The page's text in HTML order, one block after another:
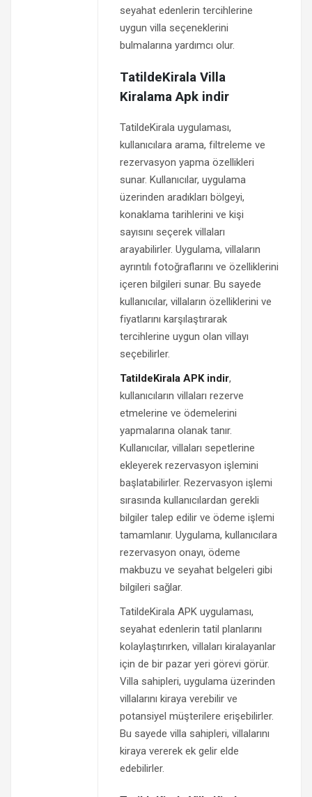
seyahat edenlerin tercihlerine
uygun villa seçeneklerini
bulmalarına yardımcı olur.
TatildeKirala Villa
Kiralama Apk indir
TatildeKirala uygulaması,
kullanıcılara arama, filtreleme ve
rezervasyon yapma özellikleri
sunar. Kullanıcılar, uygulama
üzerinden aradıkları bölgeyi,
konaklama tarihlerini ve kişi
sayısını seçerek villaları
arayabilirler. Uygulama, villaların
ayrıntılı fotoğraflarını ve özelliklerini
içeren bilgileri sunar. Bu sayede
kullanıcılar, villaların özelliklerini ve
fiyatlarını karşılaştırarak
tercihlerine uygun olan villayı
seçebilirler.
TatildeKirala APK indir,
kullanıcıların villaları rezerve
etmelerine ve ödemelerini
yapmalarına olanak tanır.
Kullanıcılar, villaları sepetlerine
ekleyerek rezervasyon işlemini
başlatabilirler. Rezervasyon işlemi
sırasında kullanıcılardan gerekli
bilgiler talep edilir ve ödeme işlemi
tamamlanır. Uygulama, kullanıcılara
rezervasyon onayı, ödeme
makbuzu ve seyahat belgeleri gibi
bilgileri sağlar.
TatildeKirala APK uygulaması,
seyahat edenlerin tatil planlarını
kolaylaştırırken, villaları kiralayanlar
için de bir pazar yeri görevi görür.
Villa sahipleri, uygulama üzerinden
villalarını kiraya verebilir ve
potansiyel müşterilere erişebilirler.
Bu sayede villa sahipleri, villalarını
kiraya vererek ek gelir elde
edebilirler.